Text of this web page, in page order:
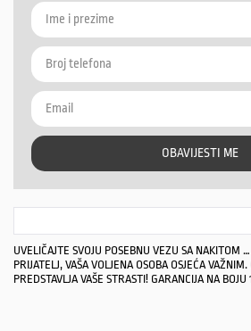
OBAVIJESTI ME
UVELIČAJTE SVOJU POSEBNU VEZU SA NAKITOM
PRIJATELJ, VAŠA VOLJENA OSOBA OSJEĆA
PREDSTAVLJA VAŠE STRASTI! GARANCIJA NA BOJU